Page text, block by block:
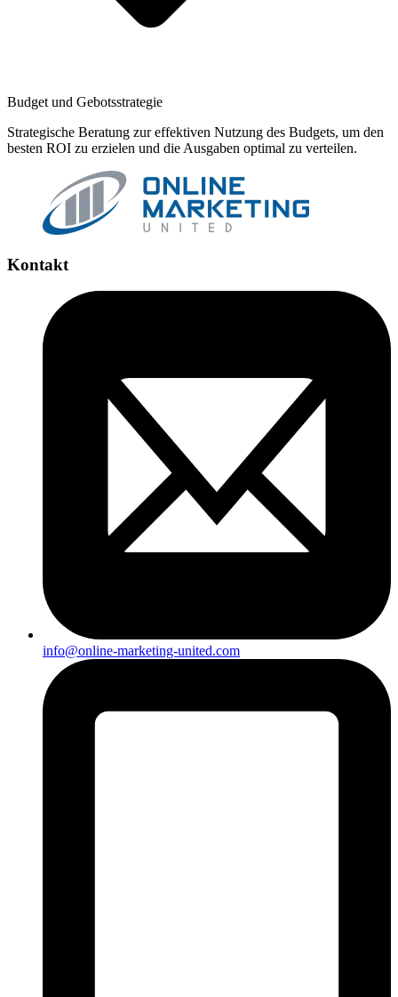
Budget und Gebotsstrategie
Strategische Beratung zur effektiven Nutzung des Budgets, um den
besten ROI zu erzielen und die Ausgaben optimal zu verteilen.
Kontakt
info@online-marketing-united.com